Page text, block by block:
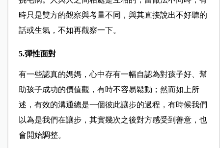
時只是雙方的觀察與考量不同，與其直接說出不好聽的
話或生氣，不如再觀察一下。
5.彈性面對
有一些認真的媽媽，心中存有一幅自認為對孩子好、幫
助孩子成功的價值觀，有時不容易鬆動；然而如上所
述，有效的溝通總是一個彼此讓步的過程，有時候我們
以為是我們在讓步，其實幾次之後對方感受到善意，也
會開始調整。